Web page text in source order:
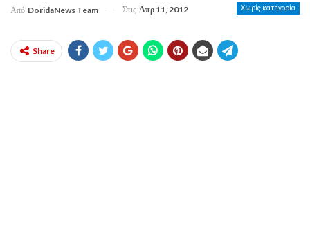
Χωρίς κατηγορία
Από DoridaNews Team Στις Απρ 11, 2012
Share